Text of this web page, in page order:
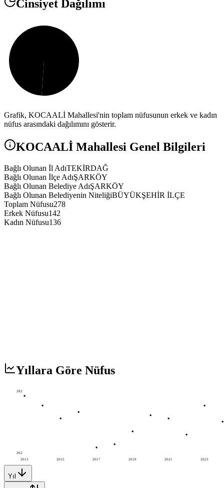
Cinsiyet Dağılımı
Grafik, KOCAALİ Mahallesi'nin toplam nüfusunun erkek ve kadın
nüfus arasındaki dağılımını gösterir.
KOCAALİ Mahallesi Genel Bilgileri
Bağlı Olunan İl AdıTEKİRDAĞ
Bağlı Olunan İlçe AdıŞARKÖY
Bağlı Olunan Belediye AdıŞARKÖY
Bağlı Olunan Belediyenin NiteliğiBÜYÜKŞEHİR İLÇE
Toplam Nüfusu278
Erkek Nüfusu142
Kadın Nüfusu136
Yıllara Göre Nüfus
2013 2015 2017 2019 2021 2023
282
262
Yıl